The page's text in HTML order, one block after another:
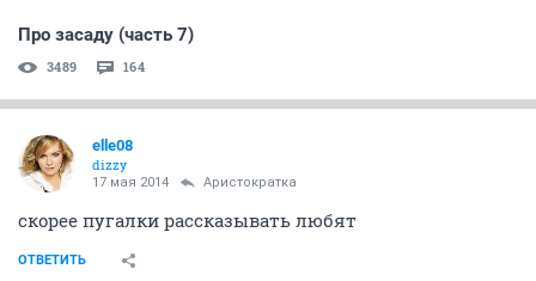
Про засаду (часть 7)
3489 164
elle08
dizzy
17 мая 2014 Аристократка
скорее пугалки рассказывать любят
ОТВЕТИТЬ